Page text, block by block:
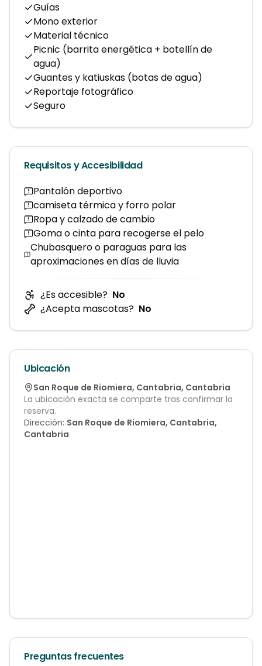
Guías
Mono exterior
Material técnico
Picnic (barrita energética + botellín de
agua)
Guantes y katiuskas (botas de agua)
Reportaje fotográfico
Seguro
Requisitos y Accesibilidad
Pantalón deportivo
camiseta térmica y forro polar
Ropa y calzado de cambio
Goma o cinta para recogerse el pelo
Chubasquero o paraguas para las
aproximaciones en días de lluvia
¿Es accesible? No
¿Acepta mascotas? No
Ubicación
San Roque de Riomiera, Cantabria, Cantabria
La ubicación exacta se comparte tras confirmar la
reserva.
Dirección: San Roque de Riomiera, Cantabria,
Cantabria
Preguntas frecuentes